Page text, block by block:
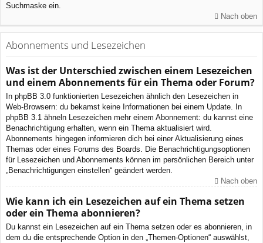
Suchmaske ein.
Nach oben
Abonnements und Lesezeichen
Was ist der Unterschied zwischen einem Lesezeichen
und einem Abonnements für ein Thema oder Forum?
In phpBB 3.0 funktionierten Lesezeichen ähnlich den Lesezeichen in
Web-Browsern: du bekamst keine Informationen bei einem Update. In
phpBB 3.1 ähneln Lesezeichen mehr einem Abonnement: du kannst eine
Benachrichtigung erhalten, wenn ein Thema aktualisiert wird.
Abonnements hingegen informieren dich bei einer Aktualisierung eines
Themas oder eines Forums des Boards. Die Benachrichtigungsoptionen
für Lesezeichen und Abonnements können im persönlichen Bereich unter
„Benachrichtigungen einstellen“ geändert werden.
Nach oben
Wie kann ich ein Lesezeichen auf ein Thema setzen
oder ein Thema abonnieren?
Du kannst ein Lesezeichen auf ein Thema setzen oder es abonnieren, in
dem du die entsprechende Option in den „Themen-Optionen“ auswählst,